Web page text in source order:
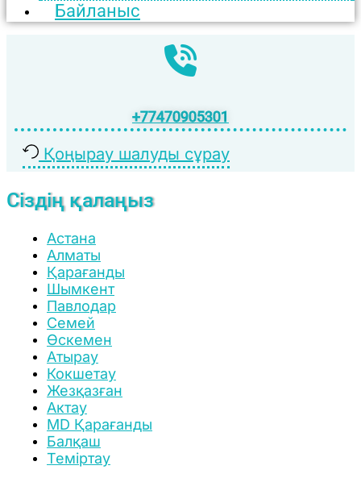
Байланыс
+77470905301
Қоңырау шалуды сұрау
Сіздің қалаңыз
Астана
Алматы
Қарағанды
Шымкент
Павлодар
Семей
Өскемен
Атырау
Кокшетау
Жезқазған
Актау
MD Қарағанды
Балқаш
Теміртау